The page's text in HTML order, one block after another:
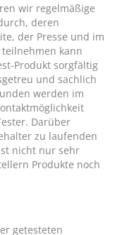
wir regelmäßige
deren
der Presse und im
kann
Produkt sorgfältig
und sachlich
werden im
Darüber
zu laufenden
nicht nur sehr
Produkte noch
getesteten